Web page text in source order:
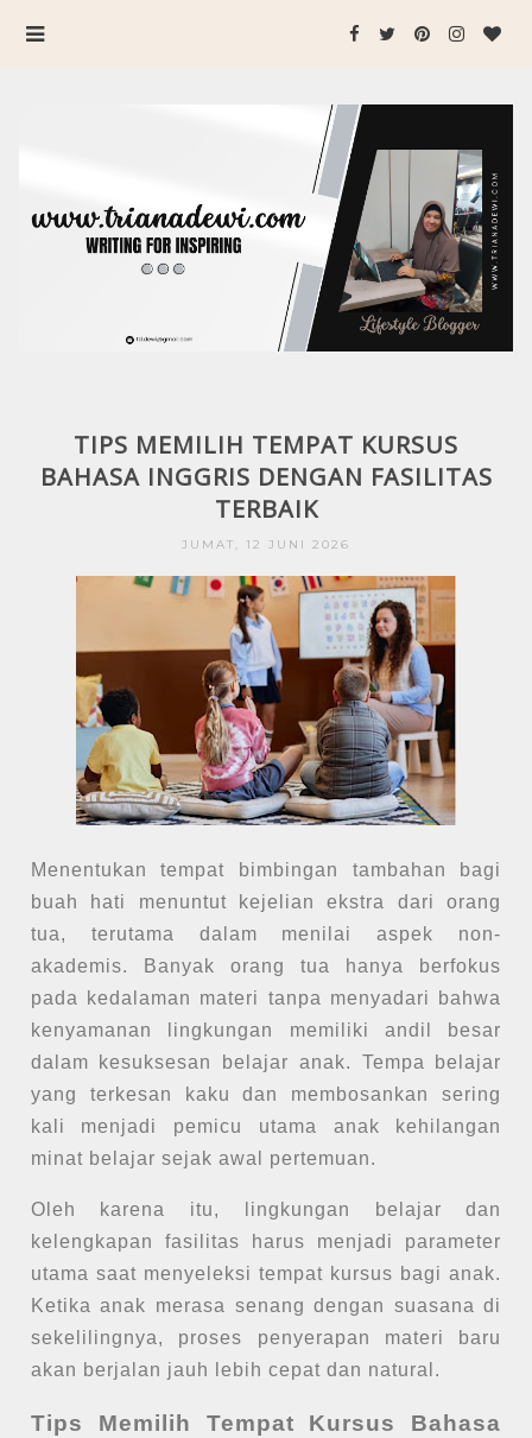
TIPS MEMILIH TEMPAT KURSUS
BAHASA INGGRIS DENGAN FASILITAS
TERBAIK
JUMAT, 12 JUNI 2026
Menentukan tempat bimbingan tambahan bagi
buah hati menuntut kejelian ekstra dari orang
tua, terutama dalam menilai aspek non-
akademis. Banyak orang tua hanya berfokus
pada kedalaman materi tanpa menyadari bahwa
kenyamanan lingkungan memiliki andil besar
dalam kesuksesan belajar anak. Tempa belajar
yang terkesan kaku dan membosankan sering
kali menjadi pemicu utama anak kehilangan
minat belajar sejak awal pertemuan.
Oleh karena itu, lingkungan belajar dan
kelengkapan fasilitas harus menjadi parameter
utama saat menyeleksi tempat kursus bagi anak.
Ketika anak merasa senang dengan suasana di
sekelilingnya, proses penyerapan materi baru
akan berjalan jauh lebih cepat dan natural.
Tips Memilih Tempat Kursus Bahasa